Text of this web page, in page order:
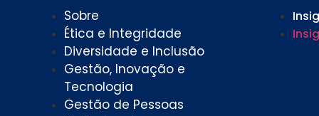
Sobre
Ética e Integridade
Diversidade e Inclusão
Gestão, Inovação e
Tecnologia
Gestão de Pessoas